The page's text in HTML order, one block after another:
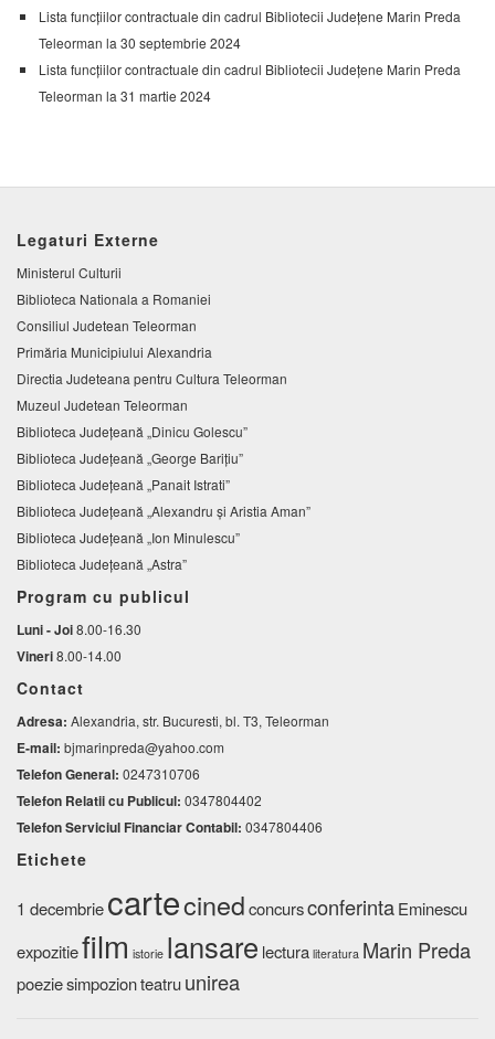
Lista funcțiilor contractuale din cadrul Bibliotecii Județene Marin Preda
Teleorman la 30 septembrie 2024
Lista funcțiilor contractuale din cadrul Bibliotecii Județene Marin Preda
Teleorman la 31 martie 2024
Legaturi Externe
Ministerul Culturii
Biblioteca Nationala a Romaniei
Consiliul Judetean Teleorman
Primăria Municipiului Alexandria
Directia Judeteana pentru Cultura Teleorman
Muzeul Judetean Teleorman
Biblioteca Judeţeană „Dinicu Golescu”
Biblioteca Județeană „George Barițiu”
Biblioteca Judeţeană „Panait Istrati”
Biblioteca Judeţeană „Alexandru şi Aristia Aman”
Biblioteca Judeţeană „Ion Minulescu”
Biblioteca Județeană „Astra”
Program cu publicul
Luni - Joi8.00-16.30
Vineri8.00-14.00
Contact
Adresa: Alexandria, str. Bucuresti, bl. T3, Teleorman
E-mail: bjmarinpreda@yahoo.com
Telefon General: 0247310706
Telefon Relatii cu Publicul: 0347804402
Telefon Serviciul Financiar Contabil: 0347804406
Etichete
1 decembriecartecinedconcursconferintaEminescu
expozitiefilm istorie lansare lectura literatura Marin Preda
poeziesimpozionteatruunirea